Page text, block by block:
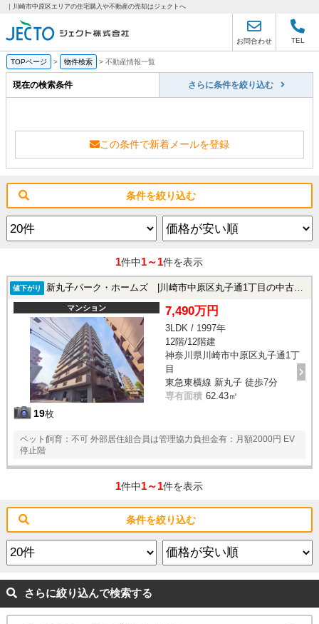
｜川崎市中原区エリアの住宅購入や不動産の売却はジェクトへ
お問合わせ TEL
TOPページ > 物件検索 > 不動産情報一覧
現在の検索条件 さらに条件を絞り込む
この条件で新着メールを登録
条件を絞り込む
1件中1～1件を表示
値下がり 新丸子パーク・ホームズ |川崎市中原区丸子通1丁目の中古マンション
マンション
19枚
7,490万円
3LDK / 1997年
12階/12階建
神奈川県川崎市中原区丸子通1丁
目
東急東横線 新丸子 徒歩7分
専有面積 62.43㎡
ペット飼育：不可 外部居住組合員は管理協力負担金有：月額2000円 EV
停止階
1件中1～1件を表示
条件を絞り込む
さらに絞り込んで検索する